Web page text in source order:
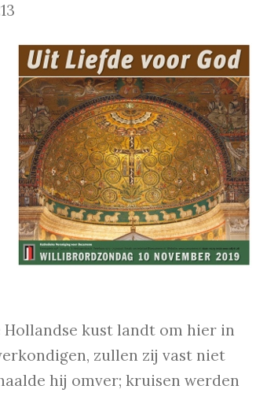
kust landt om hier in
zullen zij vast niet
hij omver; kruisen werden